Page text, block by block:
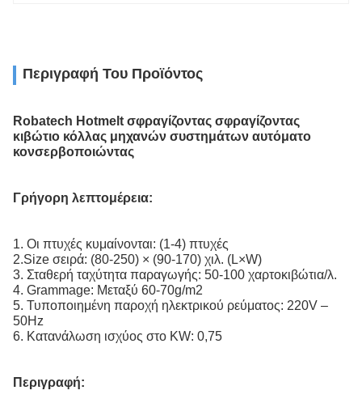
Περιγραφή Του Προϊόντος
Robatech Hotmelt σφραγίζοντας σφραγίζοντας
κιβώτιο κόλλας μηχανών συστημάτων αυτόματο
κονσερβοποιώντας
Γρήγορη λεπτομέρεια:
1. Οι πτυχές κυμαίνονται: (1-4) πτυχές
2.Size σειρά: (80-250) × (90-170) χιλ. (L×W)
3. Σταθερή ταχύτητα παραγωγής: 50-100 χαρτοκιβώτια/λ.
4. Grammage: Μεταξύ 60-70g/m2
5. Τυποποιημένη παροχή ηλεκτρικού ρεύματος: 220V –
50Hz
6. Κατανάλωση ισχύος στο KW: 0,75
Περιγραφή: